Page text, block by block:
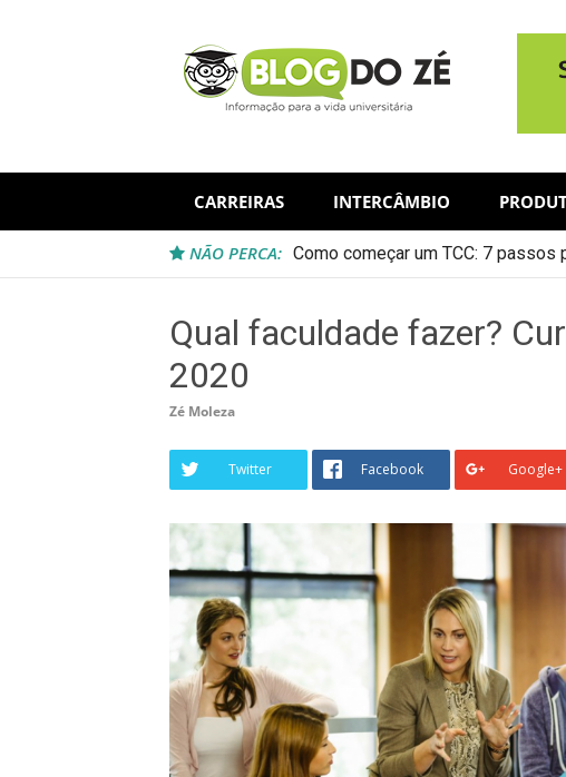
CARREIRAS INTERCÂMBIO
NÃO PERCA: Como começar um TCC: 7
Qual faculdade fazer?
2020
Zé Moleza
Twitter Facebook Google+